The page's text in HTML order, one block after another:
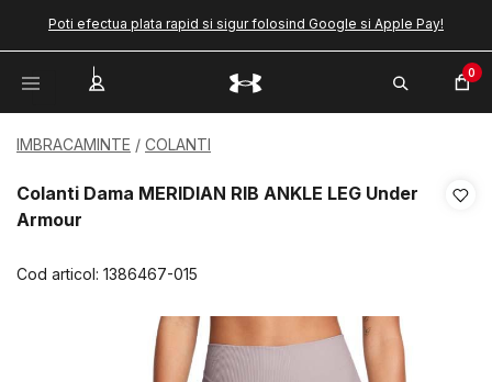
Poti efectua plata rapid si sigur folosind Google si Apple Pay!
0
IMBRACAMINTE COLANTI
Colanti Dama MERIDIAN RIB ANKLE LEG Under
Armour
Cod articol: 1386467-015